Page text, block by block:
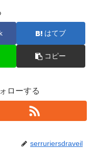
はてブ
コピー
ローする
serruriersdraveil